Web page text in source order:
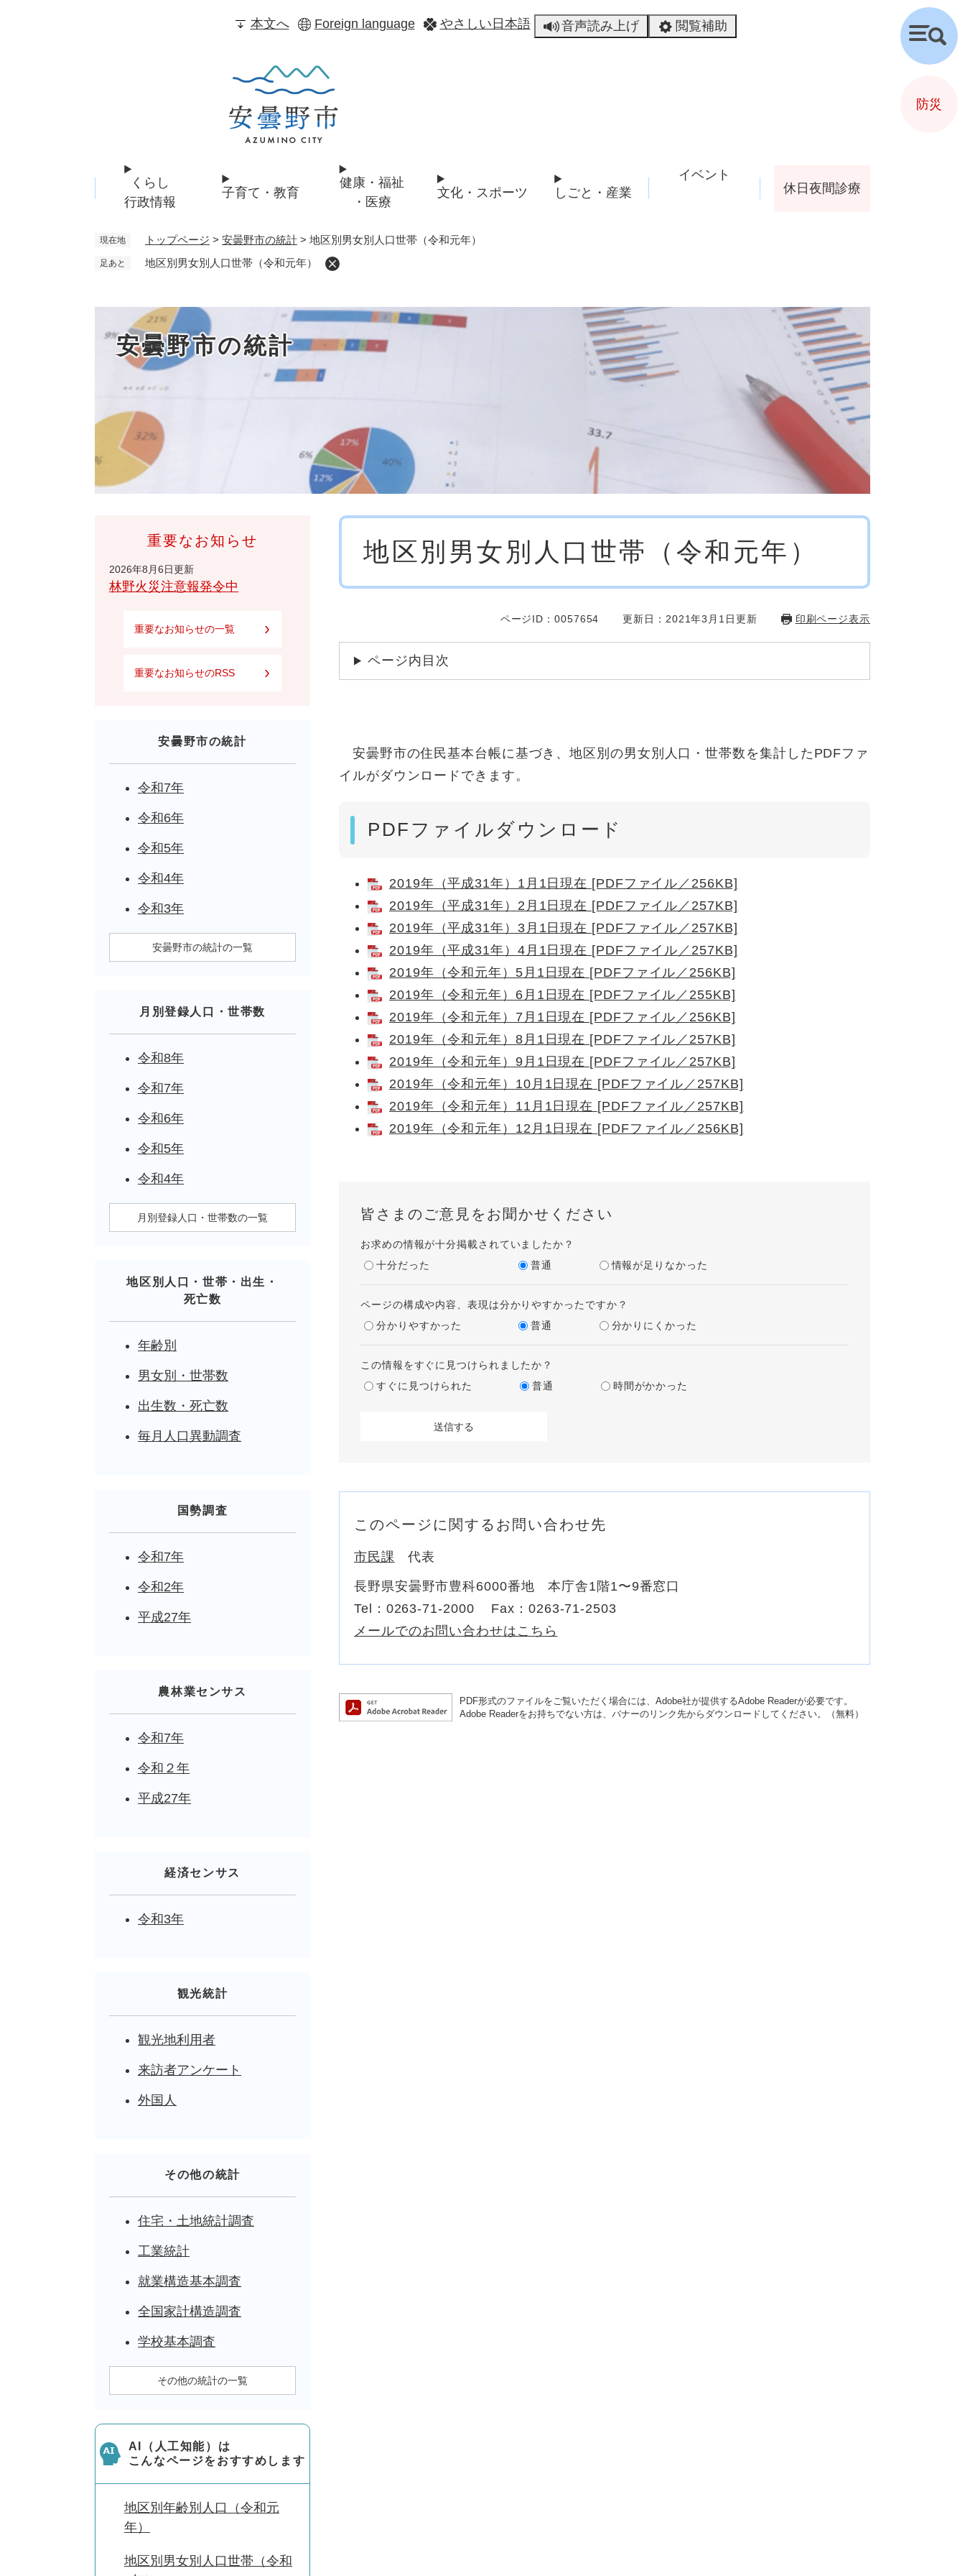
本文へ Foreign language やさしい日本語 音声読み上げ 閲覧補助
くらし
行政情報
子育て・教育
健康・福祉
・医療
文化・スポーツ しごと・産業
イベント
休日夜間診療
現在地 トップページ > 安曇野市の統計 > 地区別男女別人口世帯（令和元年）
足あと 地区別男女別人口世帯（令和元年）
安曇野市の統計
地区別男女別人口世帯（令和元年）
ページID：0057654 更新日：2021年3月1日更新 印刷ページ表示
ページ内目次
安曇野市の住民基本台帳に基づき、地区別の男女別人口・世帯数を集計したPDFファ
イルがダウンロードできます。
PDFファイルダウンロード
2019年（平成31年）1月1日現在 [PDFファイル／256KB]
2019年（平成31年）2月1日現在 [PDFファイル／257KB]
2019年（平成31年）3月1日現在 [PDFファイル／257KB]
2019年（平成31年）4月1日現在 [PDFファイル／257KB]
2019年（令和元年）5月1日現在 [PDFファイル／256KB]
2019年（令和元年）6月1日現在 [PDFファイル／255KB]
2019年（令和元年）7月1日現在 [PDFファイル／256KB]
2019年（令和元年）8月1日現在 [PDFファイル／257KB]
2019年（令和元年）9月1日現在 [PDFファイル／257KB]
2019年（令和元年）10月1日現在 [PDFファイル／257KB]
2019年（令和元年）11月1日現在 [PDFファイル／257KB]
2019年（令和元年）12月1日現在 [PDFファイル／256KB]
皆さまのご意見をお聞かせください
お求めの情報が十分掲載されていましたか？
十分だった
普通 情報が足りなかった
ページの構成や内容、表現は分かりやすかったですか？
分かりやすかった
普通 分かりにくかった
この情報をすぐに見つけられましたか？
すぐに見つけられた
普通 時間がかかった
このページに関するお問い合わせ先
市民課 代表
長野県安曇野市豊科6000番地 本庁舎1階1〜9番窓口
Tel：0263-71-2000
Fax：0263-71-2503
メールでのお問い合わせはこちら
PDF形式のファイルをご覧いただく場合には、Adobe社が提供するAdobe Readerが必要です。
Adobe Readerをお持ちでない方は、バナーのリンク先からダウンロードしてください。（無料）
重要なお知らせ
2026年8月6日更新
林野火災注意報発令中
重要なお知らせの一覧
重要なお知らせのRSS
安曇野市の統計
令和7年
令和6年
令和5年
令和4年
令和3年
安曇野市の統計の一覧
月別登録人口・世帯数
令和8年
令和7年
令和6年
令和5年
令和4年
月別登録人口・世帯数の一覧
地区別人口・世帯・出生・
死亡数
年齢別
男女別・世帯数
出生数・死亡数
毎月人口異動調査
国勢調査
令和7年
令和2年
平成27年
農林業センサス
令和7年
令和２年
平成27年
経済センサス
令和3年
観光統計
観光地利用者
来訪者アンケート
外国人
その他の統計
住宅・土地統計調査
工業統計
就業構造基本調査
全国家計構造調査
学校基本調査
その他の統計の一覧
AI（人工知能）は
こんなページをおすすめします
地区別年齢別人口（令和元
年）
地区別男女別人口世帯（令和
検
索
防災